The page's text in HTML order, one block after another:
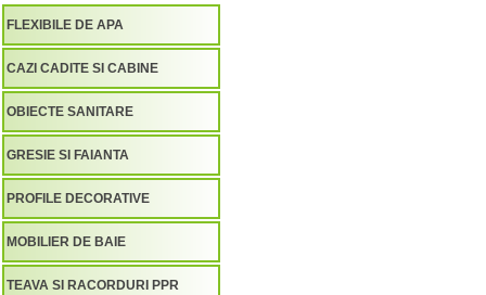
FLEXIBILE DE APA
CAZI CADITE SI CABINE
OBIECTE SANITARE
GRESIE SI FAIANTA
PROFILE DECORATIVE
MOBILIER DE BAIE
TEAVA SI RACORDURI PPR